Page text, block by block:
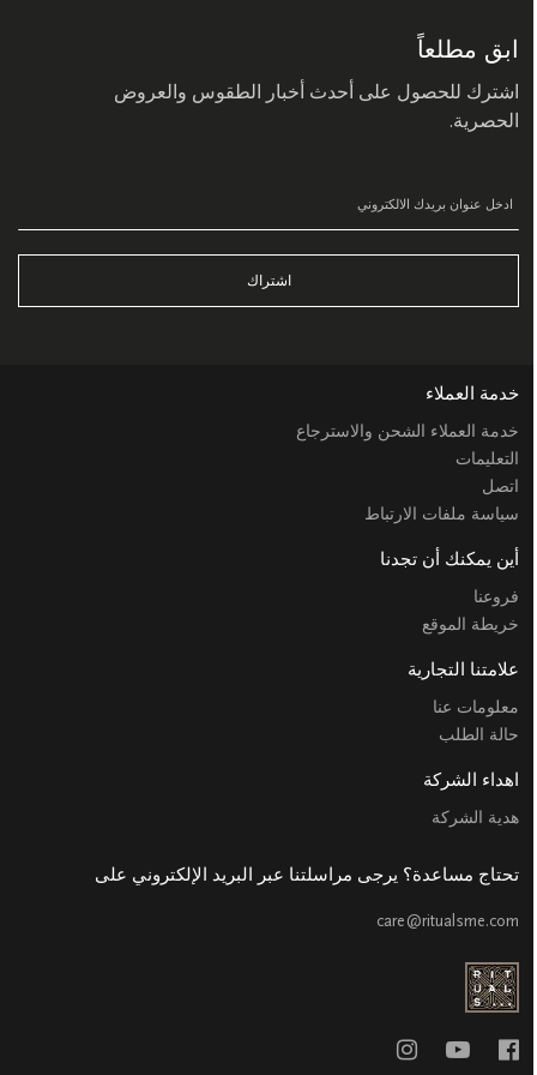
ابق مطلعاً
اشترك للحصول على أحدث أخبار الطقوس والعروض
الحصرية.
اشتراك
خدمة العملاء
خدمة العملاء الشحن والاسترجاع
التعليمات
اتصل
سياسة ملفات الارتباط
أين يمكنك أن تجدنا
فروعنا
خريطة الموقع
علامتنا التجارية
معلومات عنا
حالة الطلب
اهداء الشركة
هدية الشركة
تحتاج مساعدة؟ يرجى مراسلتنا عبر البريد الإلكتروني على
care@ritualsme.com